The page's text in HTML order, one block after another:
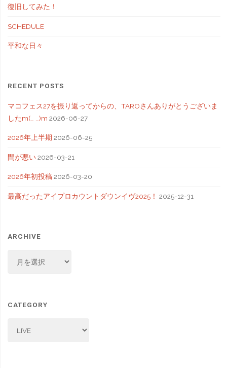
復旧してみた！
SCHEDULE
平和な日々
RECENT POSTS
マコフェス27を振り返ってからの、TAROさんありがとうございま
したm(_ _)m 2026-06-27
2026年上半期 2026-06-25
間が悪い 2026-03-21
2026年初投稿 2026-03-20
最高だったアイプロカウントダウンイヴ2025！ 2025-12-31
ARCHIVE
CATEGORY